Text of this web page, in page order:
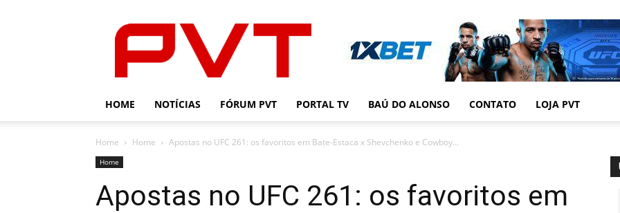
HOME NOTÍCIAS FÓRUM PVT PORTAL TV BAÚ DO ALONSO CONTATO LOJA PVT
Home Home Apostas no UFC 261: os favoritos em Bate-Estaca x Shevchenko e Cowboy...
Home
Apostas no UFC 261: os favoritos em